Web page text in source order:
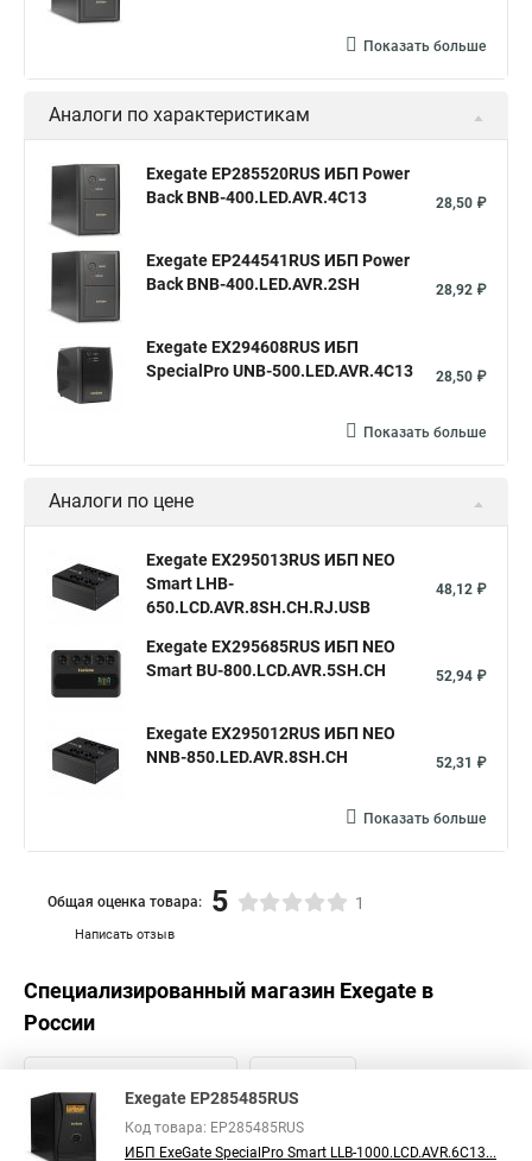
Показать больше
Аналоги по характеристикам
Exegate EP285520RUS ИБП Power
Back BNB-400.LED.AVR.4C13
28,50 ₽
Exegate EP244541RUS ИБП Power
Back BNB-400.LED.AVR.2SH
28,92 ₽
Exegate EX294608RUS ИБП
SpecialPro UNB-500.LED.AVR.4C13
28,50 ₽
Показать больше
Аналоги по цене
Exegate EX295013RUS ИБП NEO
Smart LHB-
650.LCD.AVR.8SH.CH.RJ.USB
48,12 ₽
Exegate EX295685RUS ИБП NEO
Smart BU-800.LCD.AVR.5SH.CH
52,94 ₽
Exegate EX295012RUS ИБП NEO
NNB-850.LED.AVR.8SH.CH
52,31 ₽
Показать больше
Написать отзыв
Общая оценка товара: 5 1
Специализированный магазин Exegate в
России
Exegate EP285485RUS
Код товара: EP285485RUS
ИБП ExeGate SpecialPro Smart LLB-1000.LCD.AVR.6C13...